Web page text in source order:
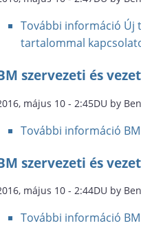
További információ Új
tartalommal
szervezeti és
május 10 - 2:45DU by
További információ
szervezeti és
május 10 - 2:44DU by
További információ